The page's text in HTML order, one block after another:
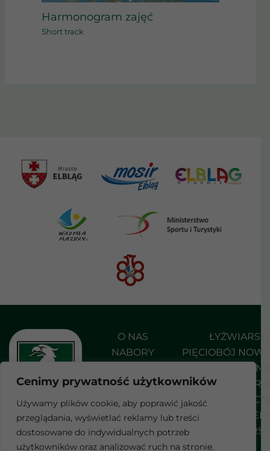
Cenimy prywatność użytkowników
Używamy plików cookie, aby poprawić jakość
przeglądania, wyświetlać reklamy lub treści
dostosowane do indywidualnych potrzeb
użytkowników oraz analizować ruch na stronie.
Harmonogram zajęć
Short track
O NAS
NABORY
DO POBRANIA
KONTAKT
F
a
c
PIĘCIOBÓJ
SHORT